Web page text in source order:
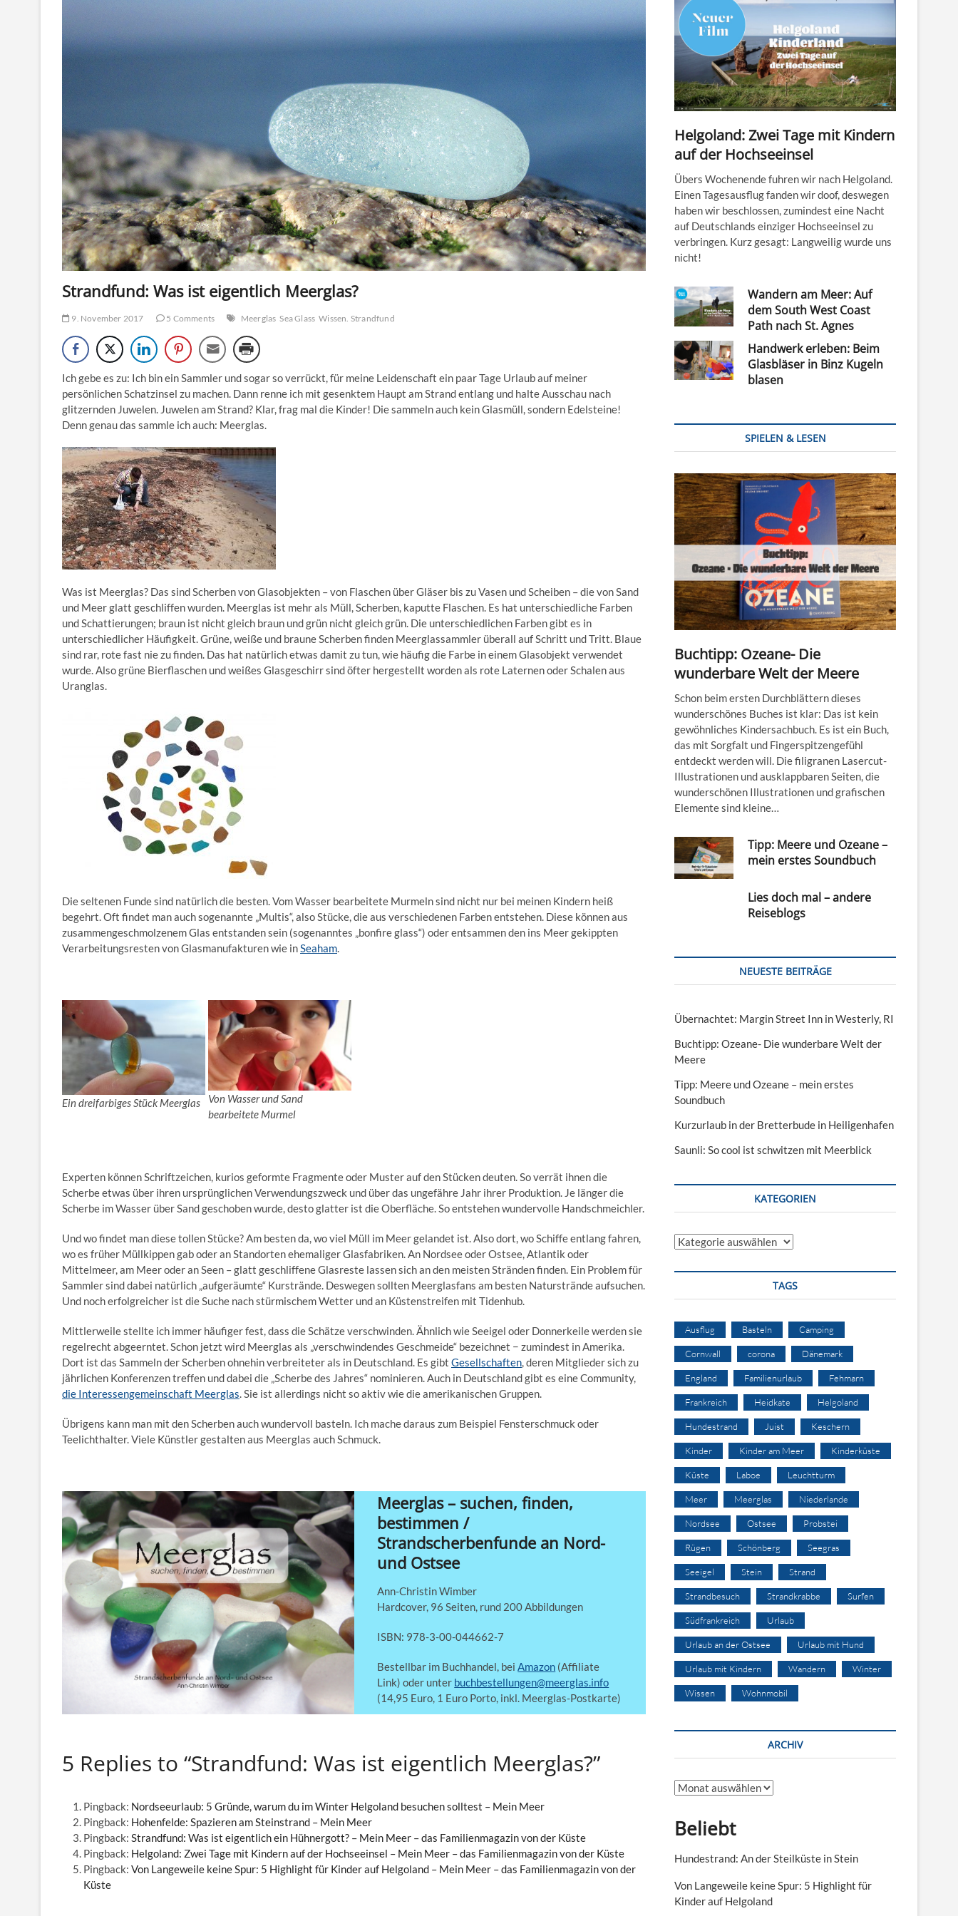
Strandfund: Was ist eigentlich Meerglas?
9. November 2017 5 Comments Meerglas Sea Glass Wissen. Strandfund
Ich gebe es zu: Ich bin ein Sammler und sogar so verrückt, für meine Leidenschaft ein paar Tage Urlaub auf meiner
persönlichen Schatzinsel zu machen. Dann renne ich mit gesenktem Haupt am Strand entlang und halte Ausschau nach
glitzernden Juwelen. Juwelen am Strand? Klar, frag mal die Kinder! Die sammeln auch kein Glasmüll, sondern Edelsteine!
Denn genau das sammle ich auch: Meerglas.
Was ist Meerglas? Das sind Scherben von Glasobjekten – von Flaschen über Gläser bis zu Vasen und Scheiben – die von Sand
und Meer glatt geschliffen wurden. Meerglas ist mehr als Müll, Scherben, kaputte Flaschen. Es hat unterschiedliche Farben
und Schattierungen; braun ist nicht gleich braun und grün nicht gleich grün. Die unterschiedlichen Farben gibt es in
unterschiedlicher Häufigkeit. Grüne, weiße und braune Scherben finden Meerglassammler überall auf Schritt und Tritt. Blaue
sind rar, rote fast nie zu finden. Das hat natürlich etwas damit zu tun, wie häufig die Farbe in einem Glasobjekt verwendet
wurde. Also grüne Bierflaschen und weißes Glasgeschirr sind öfter hergestellt worden als rote Laternen oder Schalen aus
Uranglas.
Die seltenen Funde sind natürlich die besten. Vom Wasser bearbeitete Murmeln sind nicht nur bei meinen Kindern heiß
begehrt. Oft findet man auch sogenannte „Multis“, also Stücke, die aus verschiedenen Farben entstehen. Diese können aus
zusammengeschmolzenem Glas entstanden sein (sogenanntes „bonfire glass“) oder entsammen den ins Meer gekippten
Verarbeitungsresten von Glasmanufakturen wie inSeaham.
Ein dreifarbiges Stück Meerglas
Von Wasser und Sand
bearbeitete Murmel
Experten können Schriftzeichen, kurios geformte Fragmente oder Muster auf den Stücken deuten. So verrät ihnen die
Scherbe etwas über ihren ursprünglichen Verwendungszweck und über das ungefähre Jahr ihrer Produktion. Je länger die
Scherbe im Wasser über Sand geschoben wurde, desto glatter ist die Oberfläche. So entstehen wundervolle Handschmeichler.
Und wo findet man diese tollen Stücke? Am besten da, wo viel Müll im Meer gelandet ist. Also dort, wo Schiffe entlang fahren,
wo es früher Müllkippen gab oder an Standorten ehemaliger Glasfabriken. An Nordsee oder Ostsee, Atlantik oder
Mittelmeer, am Meer oder an Seen – glatt geschliffene Glasreste lassen sich an den meisten Stränden finden. Ein Problem für
Sammler sind dabei natürlich „aufgeräumte“ Kurstrände. Deswegen sollten Meerglasfans am besten Naturstrände aufsuchen.
Und noch erfolgreicher ist die Suche nach stürmischem Wetter und an Küstenstreifen mit Tidenhub.
Mittlerweile stellte ich immer häufiger fest, dass die Schätze verschwinden. Ähnlich wie Seeigel oder Donnerkeile werden sie
regelrecht abgeerntet. Schon jetzt wird Meerglas als „verschwindendes Geschmeide“ bezeichnet − zumindest in Amerika.
Dort ist das Sammeln der Scherben ohnehin verbreiteter als in Deutschland. Es gibt Gesellschaften, deren Mitglieder sich zu
jährlichen Konferenzen treffen und dabei die „Scherbe des Jahres“ nominieren. Auch in Deutschland gibt es eine Community,
die Interessengemeinschaft Meerglas. Sie ist allerdings nicht so aktiv wie die amerikanischen Gruppen.
Übrigens kann man mit den Scherben auch wundervoll basteln. Ich mache daraus zum Beispiel Fensterschmuck oder
Teelichthalter. Viele Künstler gestalten aus Meerglas auch Schmuck.
Meerglas – suchen, finden,
bestimmen /
Strandscherbenfunde an Nord-
und Ostsee
Ann-Christin Wimber
Hardcover, 96 Seiten, rund 200 Abbildungen
ISBN: 978-3-00-044662-7
Bestellbar im Buchhandel, beiAmazon (Affiliate
Link) oder unter buchbestellungen@meerglas.info
(14,95 Euro, 1 Euro Porto, inkl. Meerglas-Postkarte)
5 Replies to “Strandfund: Was ist eigentlich Meerglas?”
Pingback: Nordseeurlaub: 5 Gründe, warum du im Winter Helgoland besuchen solltest – Mein Meer
Pingback: Hohenfelde: Spazieren am Steinstrand – Mein Meer
Pingback: Strandfund: Was ist eigentlich ein Hühnergott? – Mein Meer – das Familienmagazin von der Küste
Pingback: Helgoland: Zwei Tage mit Kindern auf der Hochseeinsel – Mein Meer – das Familienmagazin von der Küste
Pingback: Von Langeweile keine Spur: 5 Highlight für Kinder auf Helgoland – Mein Meer – das Familienmagazin von der
Küste
Helgoland: Zwei Tage mit Kindern
auf der Hochseeinsel
Übers Wochenende fuhren wir nach Helgoland.
Einen Tagesausflug fanden wir doof, deswegen
haben wir beschlossen, zumindest eine Nacht
auf Deutschlands einziger Hochseeinsel zu
verbringen. Kurz gesagt: Langweilig wurde uns
nicht!
Wandern am Meer: Auf
dem South West Coast
Path nach St. Agnes
Handwerk erleben: Beim
Glasbläser in Binz Kugeln
blasen
SPIELEN & LESEN
Buchtipp: Ozeane- Die
wunderbare Welt der Meere
Schon beim ersten Durchblättern dieses
wunderschönes Buches ist klar: Das ist kein
gewöhnliches Kindersachbuch. Es ist ein Buch,
das mit Sorgfalt und Fingerspitzengefühl
entdeckt werden will. Die filigranen Lasercut-
Illustrationen und ausklappbaren Seiten, die
wunderschönen Illustrationen und grafischen
Elemente sind kleine…
Tipp: Meere und Ozeane –
mein erstes Soundbuch
Lies doch mal – andere
Reiseblogs
NEUESTE BEITRÄGE
Übernachtet: Margin Street Inn in Westerly, RI
Buchtipp: Ozeane- Die wunderbare Welt der
Meere
Tipp: Meere und Ozeane – mein erstes
Soundbuch
Kurzurlaub in der Bretterbude in Heiligenhafen
Saunli: So cool ist schwitzen mit Meerblick
KATEGORIEN
Kategorien
TAGS
Ausflug Basteln Camping
Cornwall corona Dänemark
England Familienurlaub Fehmarn
Frankreich Heidkate Helgoland
Hundestrand Juist Keschern
Kinder Kinder am Meer Kinderküste
Küste Laboe Leuchtturm
Meer Meerglas Niederlande
Nordsee Ostsee Probstei
Rügen Schönberg Seegras
Seeigel Stein Strand
Strandbesuch Strandkrabbe Surfen
Südfrankreich Urlaub
Urlaub an der Ostsee Urlaub mit Hund
Urlaub mit Kindern Wandern Winter
Wissen Wohnmobil
ARCHIV
Archiv
Beliebt
Hundestrand: An der Steilküste in Stein
Von Langeweile keine Spur: 5 Highlight für
Kinder auf Helgoland